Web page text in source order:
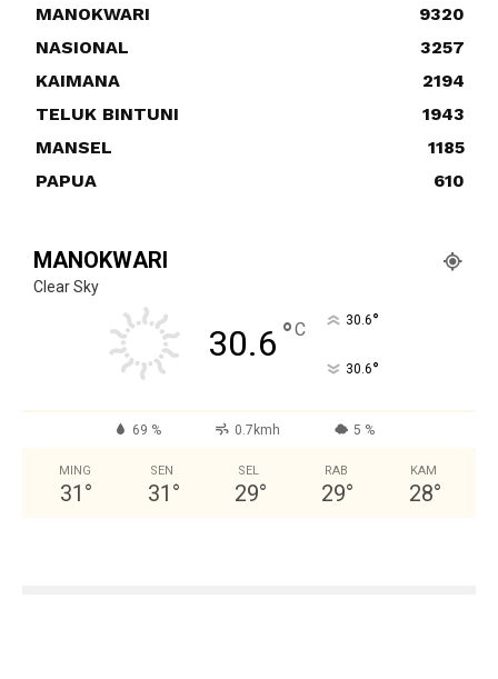
MANOKWARI
9320
NASIONAL
3257
KAIMANA
2194
TELUK BINTUNI
1943
MANSEL
1185
PAPUA
610
MANOKWARI
Clear Sky
30.6 °C 30.6°
30.6°
69 % 0.7kmh 5 %
MING
31 °
SEN
31 °
SEL
29°
RAB
29°
KAM
28°